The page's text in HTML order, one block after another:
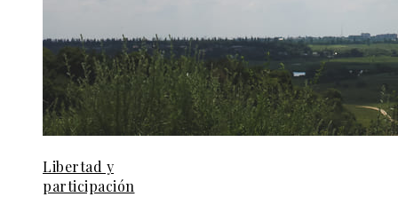
Libertad y
participación